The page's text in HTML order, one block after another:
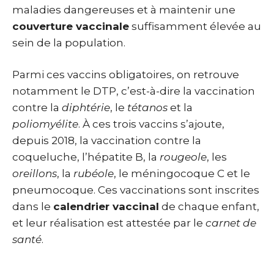
maladies dangereuses et à maintenir une
couverture vaccinale suffisamment élevée au
sein de la population.
Parmi ces vaccins obligatoires, on retrouve
notamment le DTP, c’est-à-dire la vaccination
contre la diphtérie, le tétanos et la
poliomyélite. À ces trois vaccins s’ajoute,
depuis 2018, la vaccination contre la
coqueluche, l’hépatite B, la rougeole, les
oreillons, la rubéole, le méningocoque C et le
pneumocoque. Ces vaccinations sont inscrites
dans le calendrier vaccinal de chaque enfant,
et leur réalisation est attestée par le carnet de
santé.